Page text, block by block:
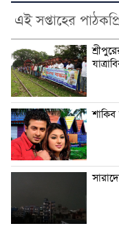
এই সপ্তাহের